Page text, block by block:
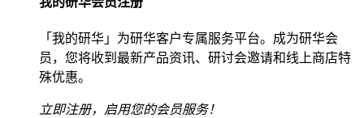
「我的研华」为研华客户专属服务平台。成为研华会
员，您将收到最新产品资讯、研讨会邀请和线上商店特
殊优惠。
立即注册，启用您的会员服务！